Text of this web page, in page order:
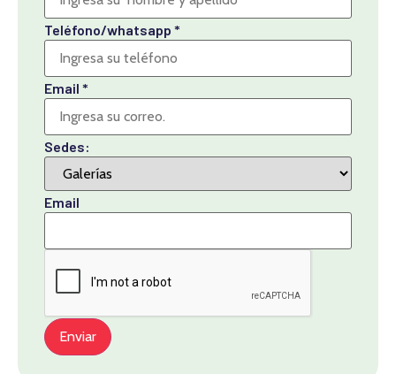
Teléfono/whatsapp *
Email *
Sedes:
Email
Enviar